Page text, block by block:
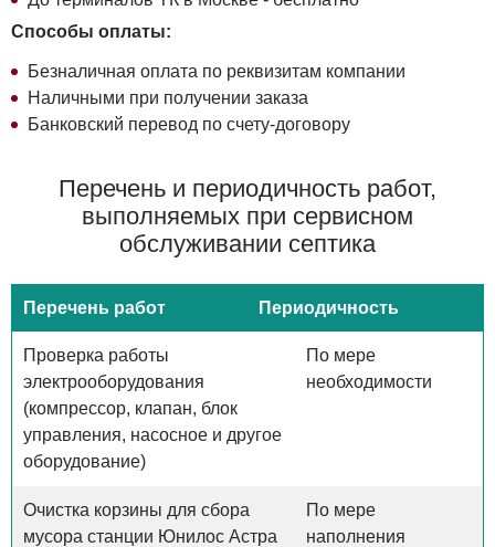
Способы оплаты:
Безналичная оплата по реквизитам компании
Наличными при получении заказа
Банковский перевод по счету-договору
Перечень и периодичность работ,
выполняемых при сервисном
обслуживании септика
Перечень работ Периодичность
Проверка работы
электрооборудования
(компрессор, клапан, блок
управления, насосное и другое
оборудование)
По мере
необходимости
Очистка корзины для сбора
мусора станции Юнилос Астра
По мере
наполнения